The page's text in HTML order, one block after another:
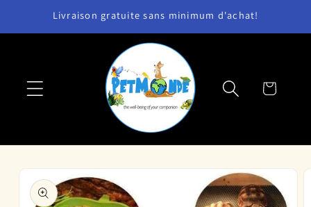
passer
au
Livraison gratuite sans minimum d'achat!
Panier
Passer aux
informations
produits